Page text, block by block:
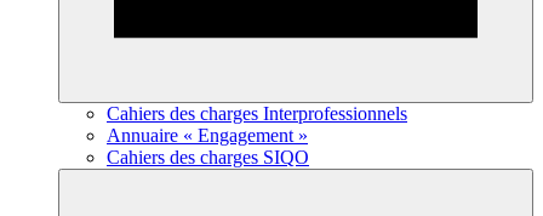
Cahiers des charges Interprofessionnels
Annuaire « Engagement »
Cahiers des charges SIQO